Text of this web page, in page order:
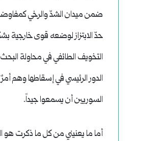
ضمن ميدان الشدّ والرخي
حدّ الابتزاز لوضعه قوى خارجية
التخويف الطائفي في محاولة
الدور الرئيسي في إسقاطها وهم
السوريين أن يسمعوا جيداً.
أما ما يعنيني من كل ما ذكرت هو